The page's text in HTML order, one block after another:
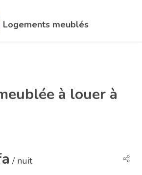
Logements meublés
à louer à
/ nuit